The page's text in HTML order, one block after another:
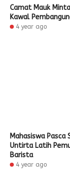
Camat Mauk
Kawal
4 year ago
Mahasiswa Pasca
Untirta Latih
Barista
4 year ago